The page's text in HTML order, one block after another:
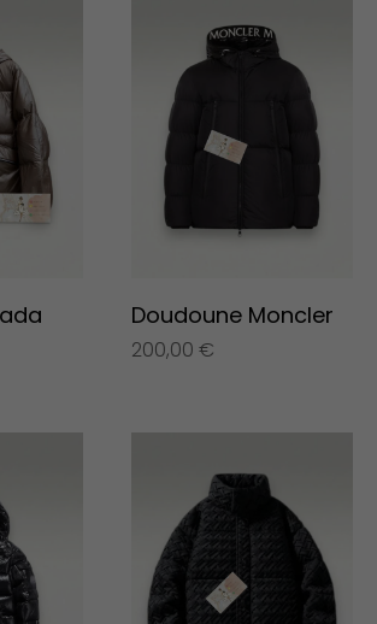
Doudoune Moncler
200,00 €